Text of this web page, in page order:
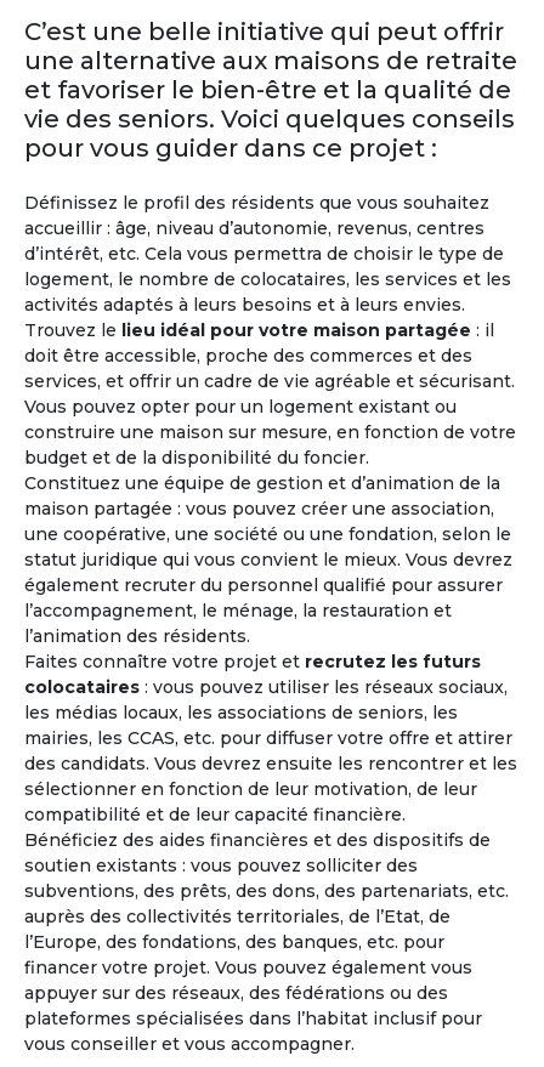
C’est une belle initiative qui peut offrir
une alternative aux maisons de retraite
et favoriser le bien-être et la qualité de
vie des seniors. Voici quelques conseils
pour vous guider dans ce projet :
Définissez le profil des résidents que vous souhaitez
accueillir : âge, niveau d’autonomie, revenus, centres
d’intérêt, etc. Cela vous permettra de choisir le type de
logement, le nombre de colocataires, les services et les
activités adaptés à leurs besoins et à leurs envies.
Trouvez le lieu idéal pour votre maison partagée : il
doit être accessible, proche des commerces et des
services, et offrir un cadre de vie agréable et sécurisant.
Vous pouvez opter pour un logement existant ou
construire une maison sur mesure, en fonction de votre
budget et de la disponibilité du foncier.
Constituez une équipe de gestion et d’animation de la
maison partagée : vous pouvez créer une association,
une coopérative, une société ou une fondation, selon le
statut juridique qui vous convient le mieux. Vous devrez
également recruter du personnel qualifié pour assurer
l’accompagnement, le ménage, la restauration et
l’animation des résidents.
Faites connaître votre projet et recrutez les futurs
colocataires : vous pouvez utiliser les réseaux sociaux,
les médias locaux, les associations de seniors, les
mairies, les CCAS, etc. pour diffuser votre offre et attirer
des candidats. Vous devrez ensuite les rencontrer et les
sélectionner en fonction de leur motivation, de leur
compatibilité et de leur capacité financière.
Bénéficiez des aides financières et des dispositifs de
soutien existants : vous pouvez solliciter des
subventions, des prêts, des dons, des partenariats, etc.
auprès des collectivités territoriales, de l’Etat, de
l’Europe, des fondations, des banques, etc. pour
financer votre projet. Vous pouvez également vous
appuyer sur des réseaux, des fédérations ou des
plateformes spécialisées dans l’habitat inclusif pour
vous conseiller et vous accompagner.
RetraiteItalie
Patrimoine, culture, paysages, climat… Une
qualité de vie extraordinaire, avec en outre, sa
culture gastronomique et œnologique, font de
l’Italie une destination rêvée pour passer une
retraite dorée. Les formalités d’installation, très
simples, pour les seniors de l'Union
Européenne, rendent le rêve italien très
accessible.
M'inscrire et créer mon profil
"Lors d'une journée rencontre, l'expérience de vie
collective a été riche, chaleureuse et tolérante. Il faut
en effet avoir l'expérience de cet affect naissant
circulant pour être convaincu que c'est le bon choix
et que cela peut marcher."
Précédent Suivant
Madeleine - 71 ans
Projet co-achat